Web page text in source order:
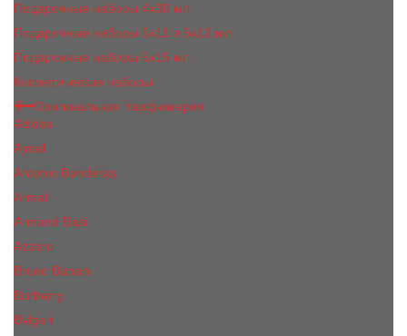
Подарочные наборы 4x30 мл
Подарочные наборы 5x11 и 5х12 мл
Подарочные наборы 5x15 мл
Косметические наборы
Оригинальная парфюмерия
Adidas
Ajmal
Antonio Banderas
Armaf
Armand Basi
Azzaro
Bruno Banani
Burberry
Bvlgari